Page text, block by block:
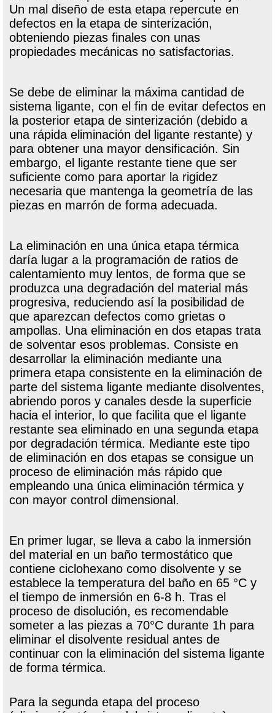
Un mal diseño de esta etapa repercute en
defectos en la etapa de sinterización,
obteniendo piezas finales con unas
propiedades mecánicas no satisfactorias.
Se debe de eliminar la máxima cantidad de
sistema ligante, con el fin de evitar defectos en
la posterior etapa de sinterización (debido a
una rápida eliminación del ligante restante) y
para obtener una mayor densificación. Sin
embargo, el ligante restante tiene que ser
suficiente como para aportar la rigidez
necesaria que mantenga la geometría de las
piezas en marrón de forma adecuada.
La eliminación en una única etapa térmica
daría lugar a la programación de ratios de
calentamiento muy lentos, de forma que se
produzca una degradación del material más
progresiva, reduciendo así la posibilidad de
que aparezcan defectos como grietas o
ampollas. Una eliminación en dos etapas trata
de solventar esos problemas. Consiste en
desarrollar la eliminación mediante una
primera etapa consistente en la eliminación de
parte del sistema ligante mediante disolventes,
abriendo poros y canales desde la superficie
hacia el interior, lo que facilita que el ligante
restante sea eliminado en una segunda etapa
por degradación térmica. Mediante este tipo
de eliminación en dos etapas se consigue un
proceso de eliminación más rápido que
empleando una única eliminación térmica y
con mayor control dimensional.
En primer lugar, se lleva a cabo la inmersión
del material en un baño termostático que
contiene ciclohexano como disolvente y se
establece la temperatura del baño en 65 °C y
el tiempo de inmersión en 6-8 h. Tras el
proceso de disolución, es recomendable
someter a las piezas a 70°C durante 1h para
eliminar el disolvente residual antes de
continuar con la eliminación del sistema ligante
de forma térmica.
Para la segunda etapa del proceso